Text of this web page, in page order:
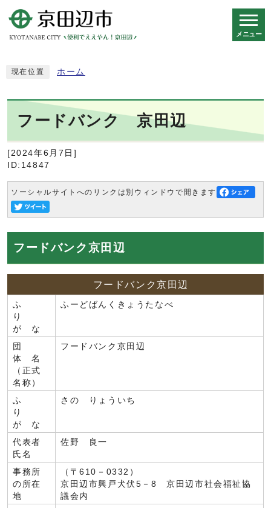
メニュー
現在位置 ホーム
フードバンク 京田辺
[2024年6月7日]
ID:14847
ソーシャルサイトへのリンクは別ウィンドウで開きます
フードバンク京田辺
フードバンク京田辺
ふ
り
が な
ふーどばんくきょうたなべ
団
体 名
（正式
名称）
フードバンク京田辺
ふ
り
が な
さの りょういち
代表者
氏名
佐野 良一
事務所
の所在
地
（〒610－0332）
京田辺市興戸犬伏5－8 京田辺市社会福祉協
議会内